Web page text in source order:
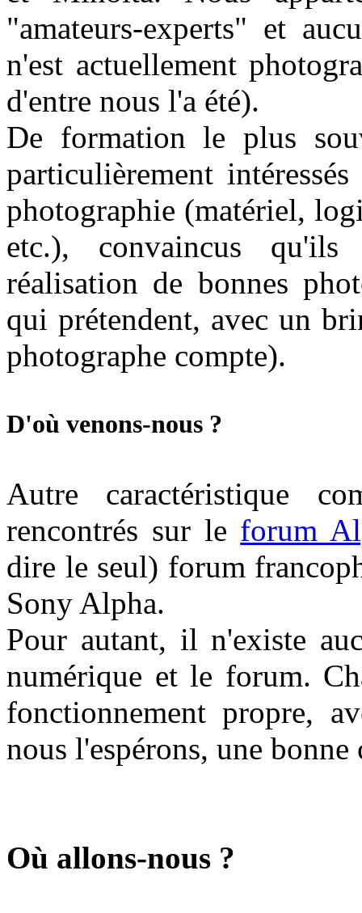
"amateurs-experts" et
n'est actuellement
d'entre nous l'a été).
De formation le plus
particulièrement
photographie (matériel,
etc.), convaincus
réalisation de bonnes
qui prétendent, avec un
photographe compte).
D'où venons-nous ?
Autre caractéristique
rencontrés sur le forum
dire le seul) forum
Sony Alpha.
Pour autant, il n'existe
numérique et le forum.
fonctionnement propre,
nous l'espérons, une
Où allons-nous ?